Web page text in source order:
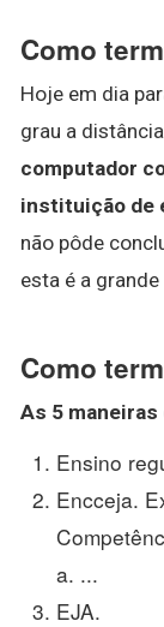
Como
Hoje em dia
grau a
computador
instituição de
não pôde
esta é a grande
Como
As 5
Ensino
Encceja.
a. ...
EJA.